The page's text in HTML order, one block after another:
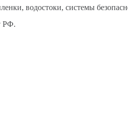
водостоки, системы
РФ.